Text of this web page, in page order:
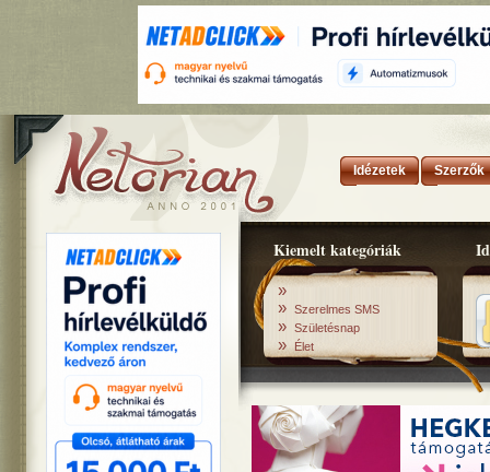
Idézetek Szerzők
Kiemelt kategóriák
»
» Szerelmes SMS
» Születésnap
» Élet